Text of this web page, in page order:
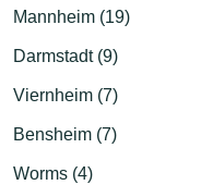
Mannheim (19)
Darmstadt (9)
Viernheim (7)
Bensheim (7)
Worms (4)